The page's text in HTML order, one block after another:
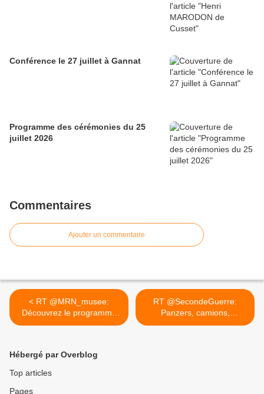
Conférence le 27 juillet à Gannat
Programme des cérémonies du 25
juillet 2026
Commentaires
Ajouter un commentaire
< RT @MRN_musee:
Découvrez le programme
des...
RT @SecondeGuerre:
Panzers, camions,
voitures,... >
Hébergé par Overblog
Top articles
Pages